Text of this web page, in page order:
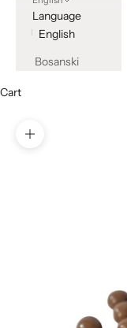
Language
English
Bosanski
Cart
Zoom picture